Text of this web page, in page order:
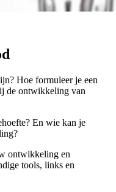
Hoe formuleer je een
de ontwikkeling van
En wie kan je
ontwikkeling en
tools, links en